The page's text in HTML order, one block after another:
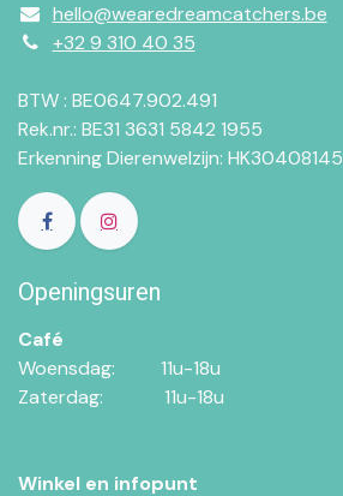
hello@wearedreamcatchers.be
+32 9 310 40 35
BTW : BE0647.902.491
Rek.nr.: BE31 3631 5842 1955
Erkenning Dierenwelzijn: HK30408145
Openingsuren
Café
Woensdag:​​
11u-18u
Zaterdag:​
​11u-18u
Winkel en infopunt